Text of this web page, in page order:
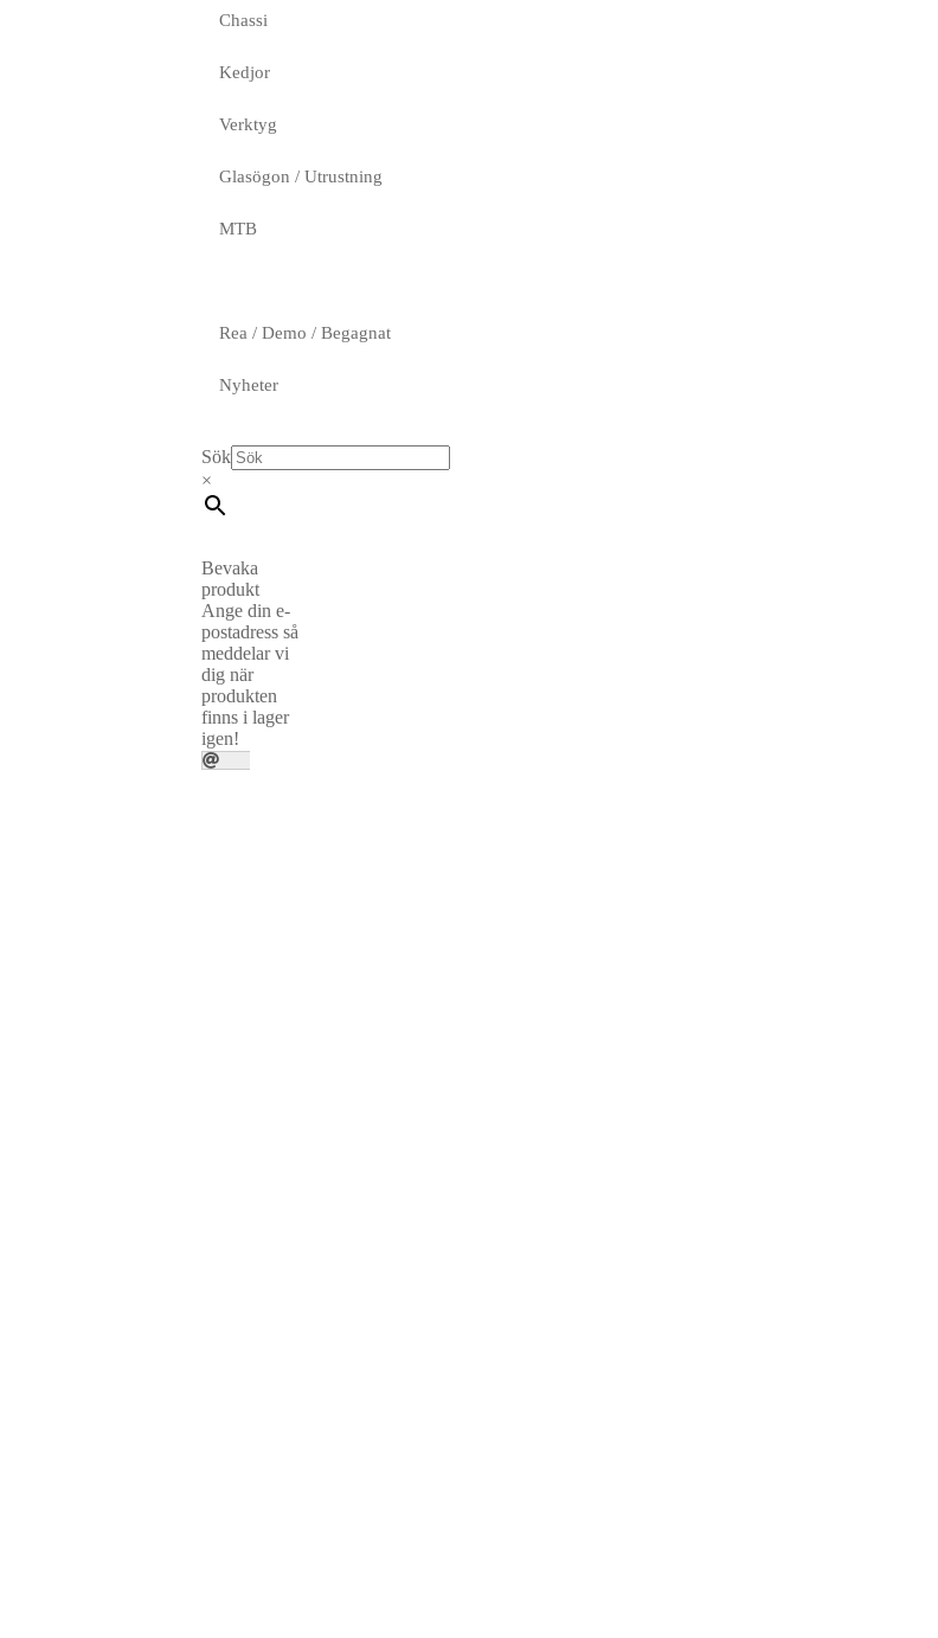
Chassi
Kedjor
Verktyg
Glasögon / Utrustning
MTB
Rea / Demo / Begagnat
Nyheter
Sök
×
Bevaka
produkt
Ange din e-
postadress så
meddelar vi
dig när
produkten
finns i lager
igen!